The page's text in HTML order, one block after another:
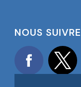
NOUS SUIVRE
Facebook